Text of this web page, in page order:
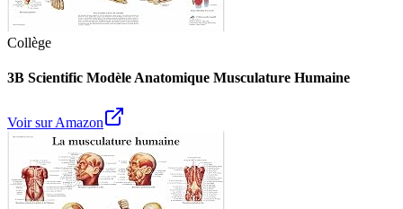
Collège
3B Scientific Modèle Anatomique Musculature Humaine
Voir sur Amazon